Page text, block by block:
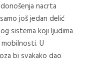
nacrta
još jedan delić
sistema koji ljudima
U
bi svakako dao